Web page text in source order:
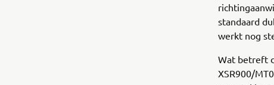
standaard
werkt nog
Wat betreft
XSR900/